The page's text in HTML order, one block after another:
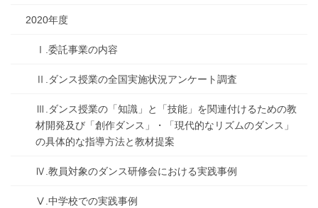
2020年度
Ⅰ.委託事業の内容
Ⅱ.ダンス授業の全国実施状況アンケート調査
Ⅲ.ダンス授業の「知識」と「技能」を関連付けるための教
材開発及び「創作ダンス」・「現代的なリズムのダンス」
の具体的な指導方法と教材提案
Ⅳ.教員対象のダンス研修会における実践事例
Ⅴ.中学校での実践事例